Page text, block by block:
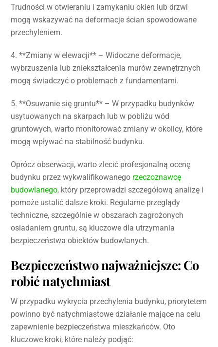
Trudności w otwieraniu i zamykaniu okien lub drzwi
mogą wskazywać na deformacje ścian spowodowane
przechyleniem.
4. **Zmiany w elewacji** – Widoczne deformacje,
wybrzuszenia lub zniekształcenia murów zewnętrznych
mogą świadczyć o problemach z fundamentami.
5. **Osuwanie się gruntu** – W przypadku budynków
usytuowanych na skarpach lub w pobliżu wód
gruntowych, warto monitorować zmiany w okolicy, które
mogą wpływać na stabilność budynku.
Oprócz obserwacji, warto zlecić profesjonalną ocenę
budynku przez wykwalifikowanego rzeczoznawcę
budowlanego, który przeprowadzi szczegółową analizę i
pomoże ustalić dalsze kroki. Regularne przeglądy
techniczne, szczególnie w obszarach zagrożonych
osiadaniem gruntu, są kluczowe dla utrzymania
bezpieczeństwa obiektów budowlanych.
Bezpieczeństwo najważniejsze: Co
robić natychmiast
W przypadku wykrycia przechylenia budynku, priorytetem
powinno być natychmiastowe działanie mające na celu
zapewnienie bezpieczeństwa mieszkańców. Oto
kluczowe kroki, które należy podjąć: